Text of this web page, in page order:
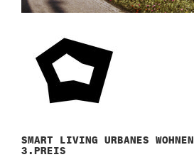
SMART LIVING URBANES WOHNEN
3.PREIS